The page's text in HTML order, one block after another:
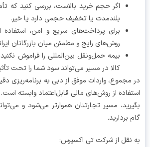
اگر حجم خرید بالاست، بررسی کنید که
بلندمدت یا تخفیف حجمی دارد یا خیر.
برای پرداخت‌های سریع و امن، استفاده از
روش‌های رایج و مطمئن میان بازرگانان ایرانی
بیمه حمل‌ونقل بین‌المللی را فراموش نکنید؛
کالا در مسیر می‌تواند سود شما را تحت تأثیر
واردات موفق از دبی به برنامه‌ریزی دقیق،
از روش‌های مالی قابل‌اعتماد وابسته است. اگر
مسیر تجارتتان هموارتر می‌شود و می‌توانید
بردارید.
از شرکت تی اکسپرس: